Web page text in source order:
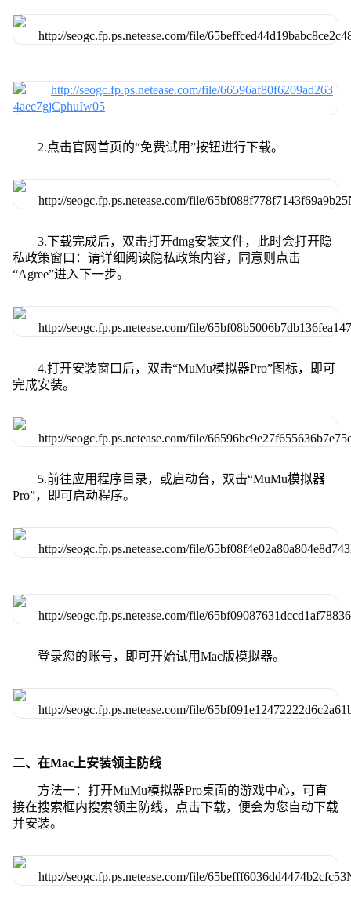
2.点击官网首页的“免费试用”按钮进行下载。
3.下载完成后，双击打开dmg安装文件，此时会打开隐
私政策窗口：请详细阅读隐私政策内容，同意则点击
“Agree”进入下一步。
4.打开安装窗口后，双击“MuMu模拟器Pro”图标，即可
完成安装。
5.前往应用程序目录，或启动台，双击“MuMu模拟器
Pro”，即可启动程序。
登录您的账号，即可开始试用Mac版模拟器。
二、在Mac上安装领主防线
方法一：打开MuMu模拟器Pro桌面的游戏中心，可直
接在搜索框内搜索领主防线，点击下载，便会为您自动下载
并安装。